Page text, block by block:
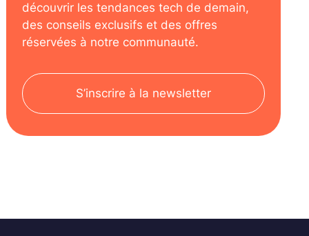
découvrir les tendances tech de demain,
des conseils exclusifs et des offres
réservées à notre communauté.
S’inscrire à la newsletter